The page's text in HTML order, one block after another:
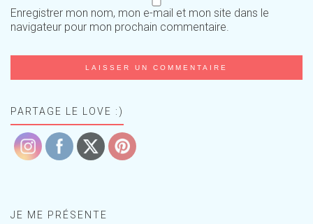
Enregistrer mon nom, mon e-mail et mon site dans le
navigateur pour mon prochain commentaire.
PARTAGE LE LOVE :)
JE ME PRÉSENTE